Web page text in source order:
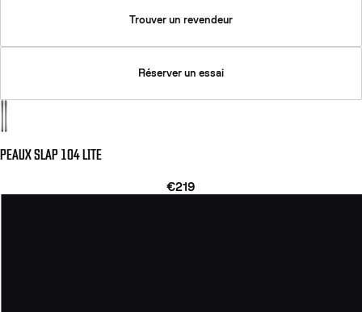
Trouver un revendeur
Réserver un essai
PEAUX SLAP 104 LITE
€219